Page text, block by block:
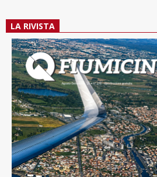
LA RIVISTA